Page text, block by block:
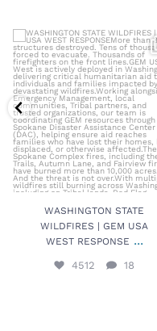
WASHINGTON STATE
GEM USA WEST RESPONSE
4512 18
WASHINGTON STATE
WILDFIRES | GEM USA
WEST RESPONSE ...
4512 18